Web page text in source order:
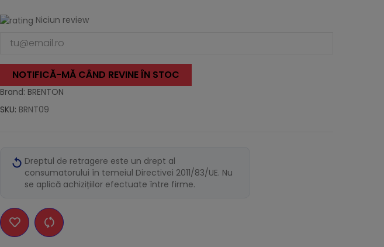
Niciun review
NOTIFICĂ-MĂ CÂND REVINE ÎN STOC
Brand: BRENTON
SKU: BRNT09
Dreptul de retragere este un drept al
consumatorului în temeiul Directivei 2011/83/UE. Nu
se aplică achizițiilor efectuate între firme.